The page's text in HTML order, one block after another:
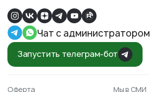
Чат с администратором
Запустить телеграм-бот
Оферта Мы в СМИ